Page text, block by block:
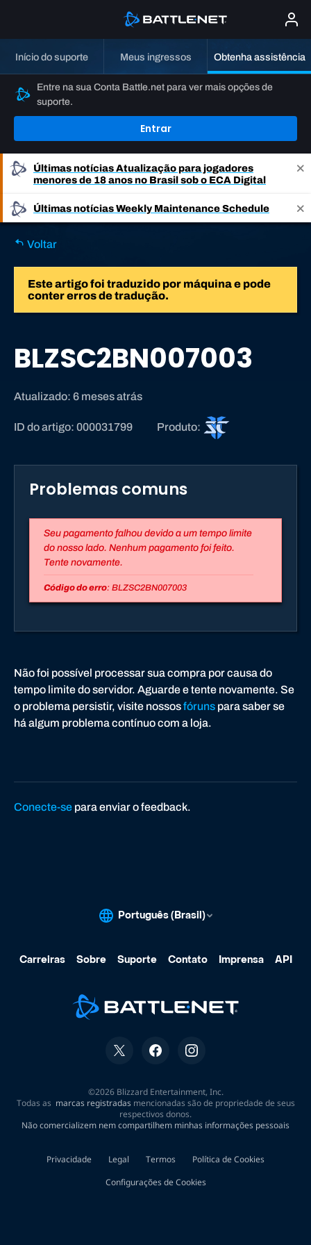
Início do suporte Meus ingressos Obtenha assistência
Entre na sua Conta Battle.net para ver mais opções de
suporte.
Entrar
Últimas notíciasAtualização para jogadores
menores de 18 anos no Brasil sob o ECA Digital
Últimas notíciasWeekly Maintenance Schedule
Voltar
Este artigo foi traduzido por máquina e pode
conter erros de tradução.
BLZSC2BN007003
Atualizado: 6 meses atrás
ID do artigo: 000031799 Produto:
a
f
t
Problemas comuns
Seu pagamento falhou devido a um tempo limite
do nosso lado. Nenhum pagamento foi feito.
Tente novamente.
Código do erro: BLZSC2BN007003
Não foi possível processar sua compra por causa do
tempo limite do servidor. Aguarde e tente novamente. Se
o problema persistir, visite nossosfóruns para saber se
há algum problema contínuo com a loja.
Conecte-se para enviar o feedback.